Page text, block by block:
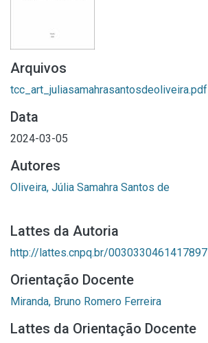
Arquivos
tcc_art_juliasamahrasantosdeoliveira.pdf
Data
2024-03-05
Autores
Oliveira, Júlia Samahra Santos de
Lattes da Autoria
http://lattes.cnpq.br/0030330461417897
Orientação Docente
Miranda, Bruno Romero Ferreira
Lattes da Orientação Docente